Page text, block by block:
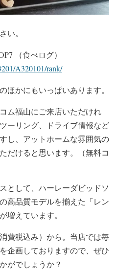
い。
（食べログ）
A320101/rank/
ほかにもいっぱいあります。
ム福山にご来店いただけれ
ーリング、ドライブ情報など
し、アットホームな雰囲気の
だけると思います。（無料コ
として、ハーレーダビッドソ
高品質モデルを揃えた「レン
増えています。
費税込み）から。当店では毎
企画しておりますので、ぜひ
がでしょうか？